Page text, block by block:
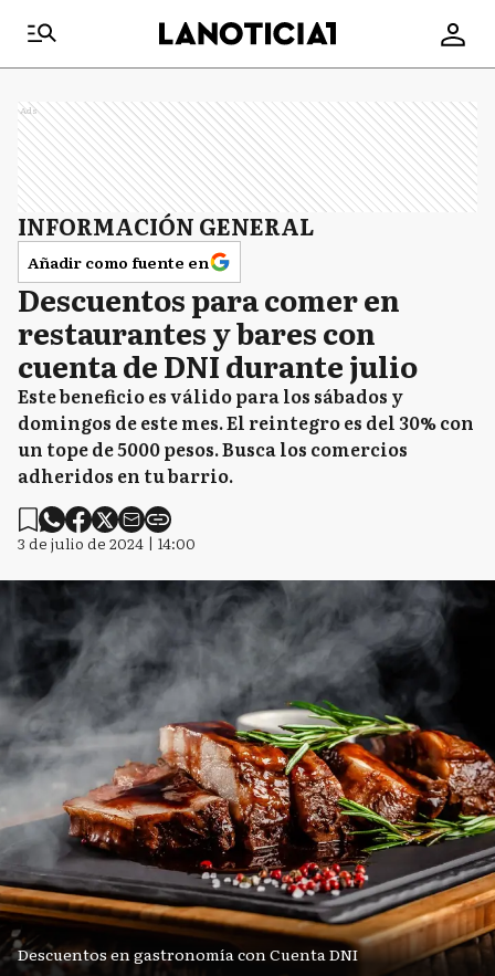
Ads
INFORMACIÓN GENERAL
Añadir como fuente en
Descuentos para comer en
restaurantes y bares con
cuenta de DNI durante julio
Este beneficio es válido para los sábados y
domingos de este mes. El reintegro es del 30% con
un tope de 5000 pesos. Busca los comercios
adheridos en tu barrio.
3 de julio de 2024 | 14:00
Descuentos en gastronomía con Cuenta DNI